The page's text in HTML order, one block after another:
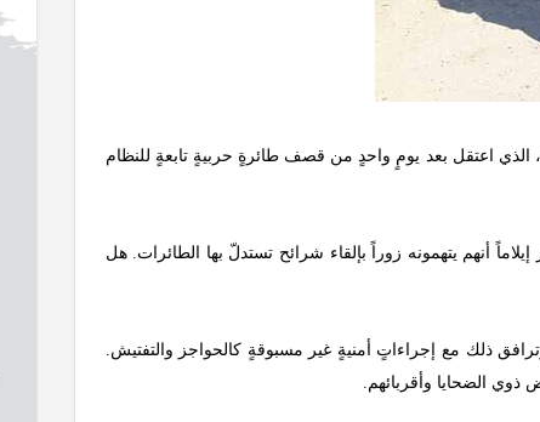
دير الزور الغربيّ، الذي اعتقل بعد يومٍ واحدٍ من قصف طائرةٍ حربيةٍ تابعةٍ للنظام
أنهم يتهمونه زوراً بإلقاء شرائح تستدلّ بها الطائرات. هل
ذلك مع إجراءاتٍ أمنيةٍ غير مسبوقةٍ كالحواجز والتفتيش.
الضحايا وأقربائهم.